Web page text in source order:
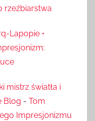
rzeźbiarstwa
Lapopie •
mistrz światła i
Blog - Tom
Impresjonizmu